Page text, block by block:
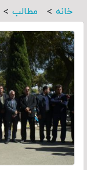
خانه > مطالب >